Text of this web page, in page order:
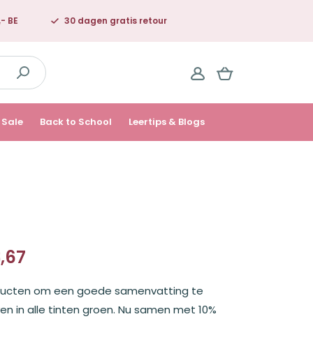
BE 30 dagen gratis retour
Sale Back to School Leertips & Blogs
om een goede samenvatting te
in alle tinten groen. Nu samen met 10%